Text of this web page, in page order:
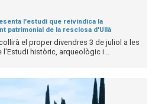
l'estudi que reivindica la
patrimonial de la resclosa d'Ullà
el proper divendres 3 de juliol a les
històric, arqueològic i...